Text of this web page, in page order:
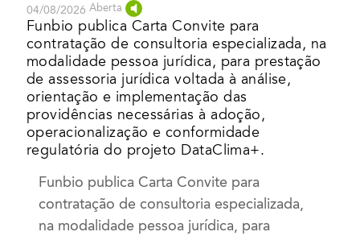
04/08/2026 Aberta
Funbio publica Carta Convite para
contratação de consultoria especializada, na
modalidade pessoa jurídica, para prestação
de assessoria jurídica voltada à análise,
orientação e implementação das
providências necessárias à adoção,
operacionalização e conformidade
regulatória do projeto DataClima+.
Funbio publica Carta Convite para
contratação de consultoria especializada,
na modalidade pessoa jurídica, para